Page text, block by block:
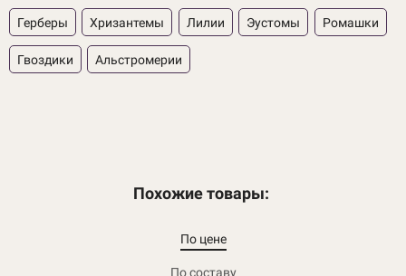
Герберы Хризантемы Лилии Эустомы Ромашки
Гвоздики Альстромерии
Похожие товары:
По цене
По составу